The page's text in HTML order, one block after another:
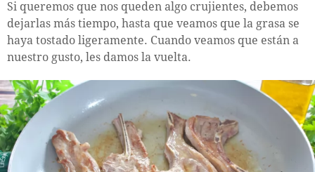
Si queremos que nos queden algo crujientes, debemos
dejarlas más tiempo, hasta que veamos que la grasa se
haya tostado ligeramente. Cuando veamos que están a
nuestro gusto, les damos la vuelta.